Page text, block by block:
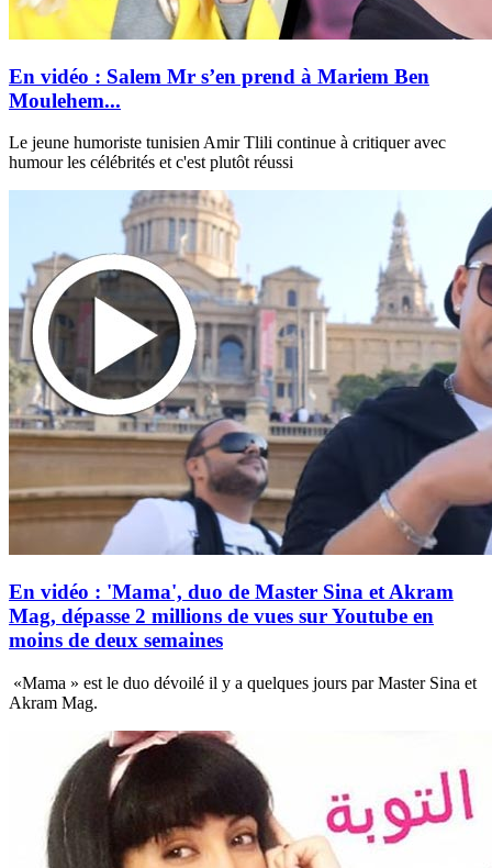
En vidéo : Salem Mr s’en prend à Mariem Ben
Moulehem...
Le jeune humoriste tunisien Amir Tlili continue à critiquer avec
humour les célébrités et c'est plutôt réussi
En vidéo : 'Mama', duo de Master Sina et Akram
Mag, dépasse 2 millions de vues sur Youtube en
moins de deux semaines
«Mama » est le duo dévoilé il y a quelques jours par Master Sina et
Akram Mag.